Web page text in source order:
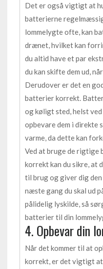
Det er også vigtigt at
batterierne
lommelygte ofte, kan
drænet, hvilket kan
du altid have et par
du kan skifte dem ud,
Derudover er det en
batterier korrekt.
og køligt sted, helst
opbevare dem i direkte
varme, da dette kan
Ved at bruge de rigtige
korrekt kan du sikre, at
til brug og giver dig den
næste gang du skal ud
pålidelig lyskilde, så
batterier til din
4. Opbevar din
Når det kommer til at
korrekt, er det vigtigt